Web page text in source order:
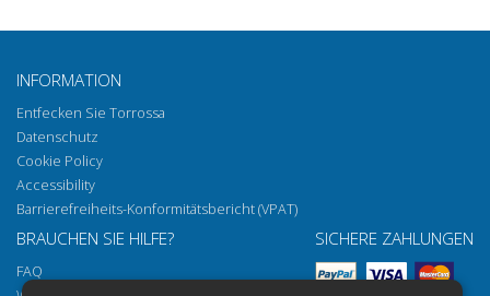
Heraldic Symbol Converted
The testament of a Jewish woman
named Baladre (1325) : new
contributions to the study of the
synagogues in Girona
The application of racial laws by the
Prefecture in Lucca Province :
Economical and Social
considerations
The study of Aristotle's physics at the
Artikel abrufen
INFORMATION
Entfecken Sie Torrossa
Datenschutz
Cookie Policy
Accessibility
Barrierefreiheits-Konformitätsbericht (VPAT)
BRAUCHEN SIE HILFE?
FAQ
SICHERE ZAHLUNGEN